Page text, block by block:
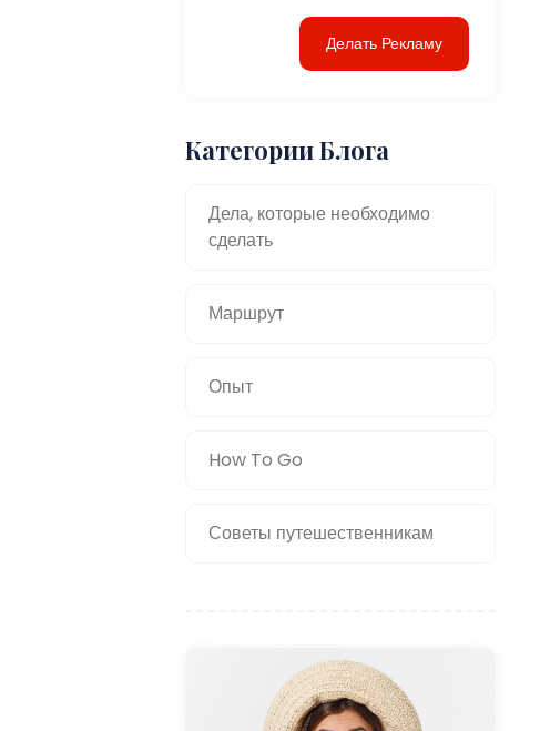
Делать Рекламу
Категории Блога
Дела, которые необходимо
сделать
Маршрут
Опыт
How To Go
Советы путешественникам